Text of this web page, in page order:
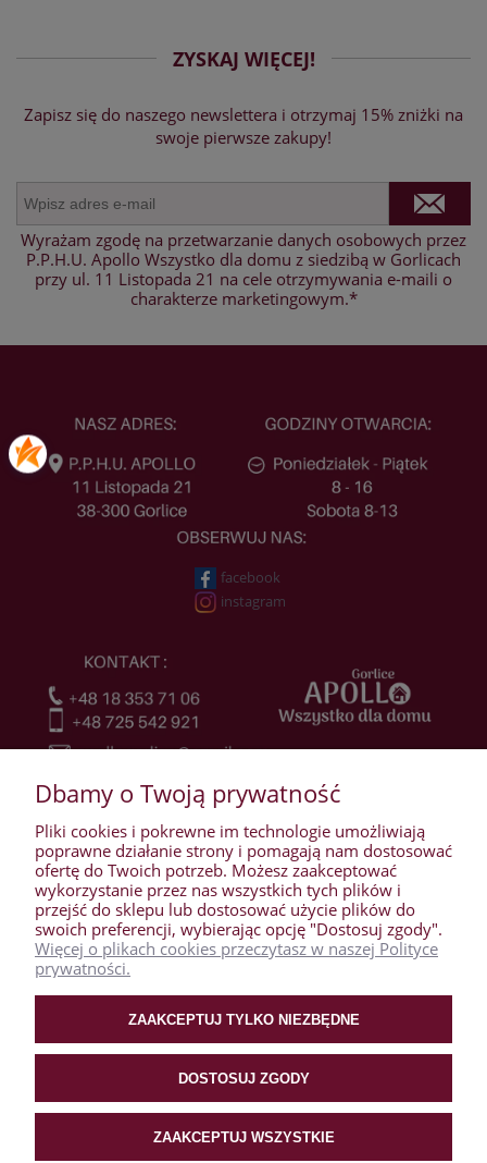
ZYSKAJ WIĘCEJ!
Zapisz się do naszego newslettera i otrzymaj 15% zniżki na
swoje pierwsze zakupy!
Wyrażam zgodę na przetwarzanie danych osobowych przez
P.P.H.U. Apollo Wszystko dla domu z siedzibą w Gorlicach
przy ul. 11 Listopada 21 na cele otrzymywania e-maili o
charakterze marketingowym.*
facebook
instagram
WARUNKI ZAKUPÓW
PŁATNOŚCI I DOSTAWA
O NAS
Dbamy o Twoją prywatność
Pliki cookies i pokrewne im technologie umożliwiają
poprawne działanie strony i pomagają nam dostosować
ofertę do Twoich potrzeb. Możesz zaakceptować
wykorzystanie przez nas wszystkich tych plików i
przejść do sklepu lub dostosować użycie plików do
swoich preferencji, wybierając opcję "Dostosuj zgody".
Więcej o plikach cookies przeczytasz w naszej Polityce
prywatności.
ZAAKCEPTUJ TYLKO NIEZBĘDNE
DOSTOSUJ ZGODY
ZAAKCEPTUJ WSZYSTKIE